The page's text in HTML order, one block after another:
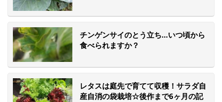
チンゲンサイのとう立ち…いつ頃から
食べられますか？
レタスは庭先で育てて収穫！サラダ自
産自消の袋栽培☆後作まで6ヶ月の記